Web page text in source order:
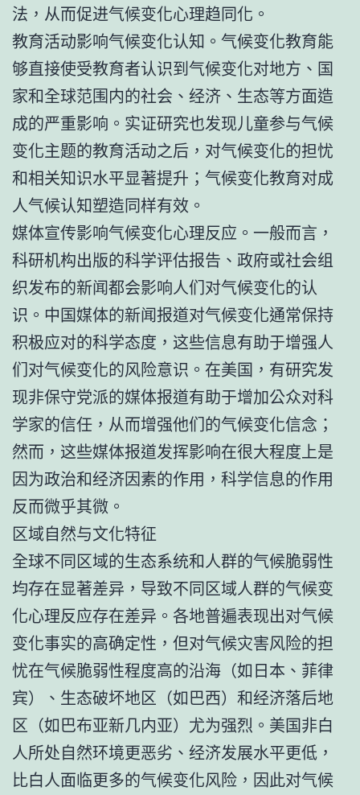
法，从而促进气候变化心理趋同化。
教育活动影响气候变化认知。气候变化教育能
够直接使受教育者认识到气候变化对地方、国
家和全球范围内的社会、经济、生态等方面造
成的严重影响。实证研究也发现儿童参与气候
变化主题的教育活动之后，对气候变化的担忧
和相关知识水平显著提升；气候变化教育对成
人气候认知塑造同样有效。
媒体宣传影响气候变化心理反应。一般而言，
科研机构出版的科学评估报告、政府或社会组
织发布的新闻都会影响人们对气候变化的认
识。中国媒体的新闻报道对气候变化通常保持
积极应对的科学态度，这些信息有助于增强人
们对气候变化的风险意识。在美国，有研究发
现非保守党派的媒体报道有助于增加公众对科
学家的信任，从而增强他们的气候变化信念；
然而，这些媒体报道发挥影响在很大程度上是
因为政治和经济因素的作用，科学信息的作用
反而微乎其微。
区域自然与文化特征
全球不同区域的生态系统和人群的气候脆弱性
均存在显著差异，导致不同区域人群的气候变
化心理反应存在差异。各地普遍表现出对气候
变化事实的高确定性，但对气候灾害风险的担
忧在气候脆弱性程度高的沿海（如日本、菲律
宾）、生态破坏地区（如巴西）和经济落后地
区（如巴布亚新几内亚）尤为强烈。美国非白
人所处自然环境更恶劣、经济发展水平更低，
比白人面临更多的气候变化风险，因此对气候